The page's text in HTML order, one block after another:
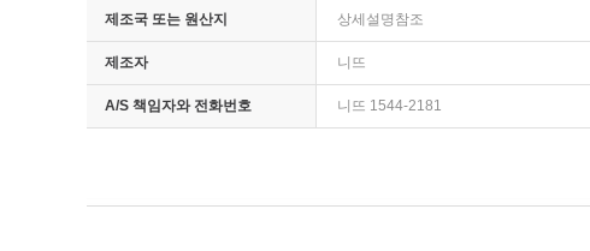
제조국 또는 원산지 상세설명참조
제조자 니뜨
A/S 책임자와 전화번호 니뜨 1544-2181